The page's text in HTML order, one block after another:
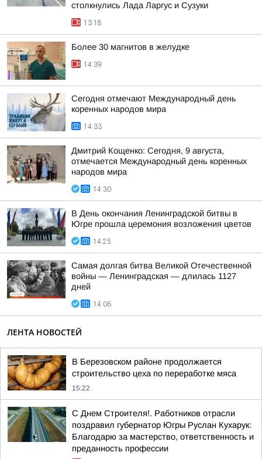
столкнулись Лада Ларгус и Сузуки
13:18
Более 30 магнитов в желудке
14:39
Сегодня отмечают Международный день
коренных народов мира
14:33
Дмитрий Кощенко: Сегодня, 9 августа,
отмечается Международный день коренных
народов мира
14:30
В День окончания Ленинградской битвы в
Югре прошла церемония возложения цветов
14:25
Самая долгая битва Великой Отечественной
войны — Ленинградская — длилась 1127
дней
14:06
ЛЕНТА НОВОСТЕЙ
В Березовском районе продолжается
строительство цеха по переработке мяса
15:22
С Днем Строителя!. Работников отрасли
поздравил губернатор Югры Руслан Кухарук:
Благодарю за мастерство, ответственность и
преданность профессии